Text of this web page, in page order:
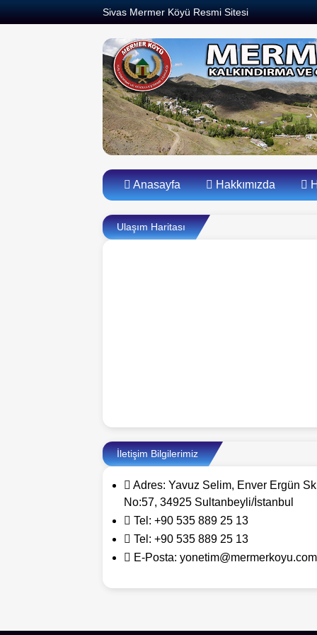
Sivas Mermer Köyü Resmi Sitesi
Anasayfa Hakkımızda
Ulaşım Haritası
İletişim Bilgilerimiz
Adres: Yavuz Selim, Enver Ergün
No:57, 34925 Sultanbeyli/İstanbul
Tel: +90 535 889 25 13
Tel: +90 535 889 25 13
E-Posta: yonetim@mermerkoyu.com